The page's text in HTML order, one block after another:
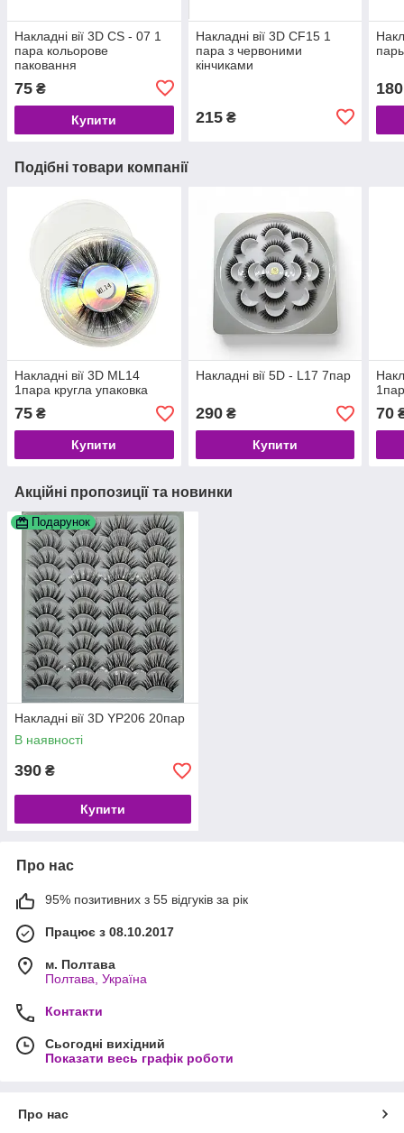
Накладні вії 3D CS - 07 1
пара кольорове
паковання
75 ₴
Купити
Накладні вії 3D CF15 1
пара з червоними
кінчиками
215₴
180
Подібні товари компанії
Накладні вії 3D ML14
1пара кругла упаковка
75 ₴
Купити
Накладні вії 5D - L17 7пар
290₴
Купити
70
Акційні пропозиції та новинки
Подарунок
Накладні вії 3D YP206 20пар
В наявності
390 ₴
Купити
Про нас
95% позитивних з 55 відгуків за рік
Працює з 08.10.2017
м. Полтава
Полтава, Україна
Контакти
Сьогодні вихідний
Показати весь графік роботи
Про нас